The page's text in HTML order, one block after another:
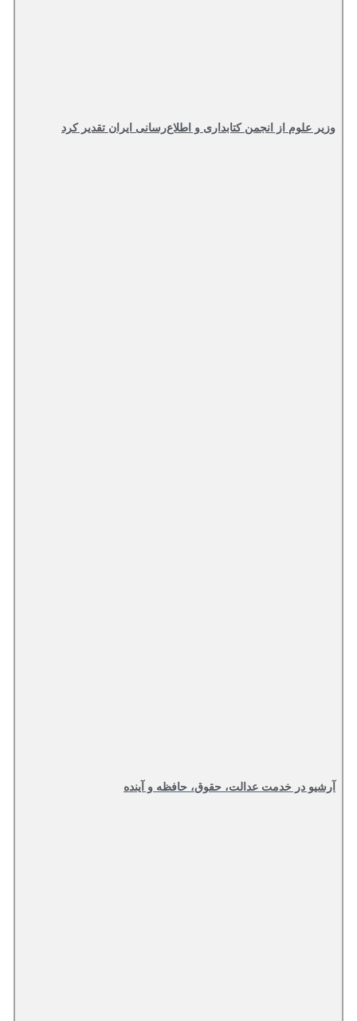
وزیر علوم از انجمن کتابداری و اطلاع‌رسانی ایران تقدیر کرد
آرشیو در خدمت عدالت، حقوق، حافظه و آینده‌